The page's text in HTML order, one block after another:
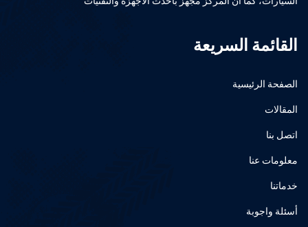
القائمة السريعة
الصفحة الرئيسية
المقالات
اتصل بنا
معلومات عنا
خدماتنا
أسئلة واجوبة